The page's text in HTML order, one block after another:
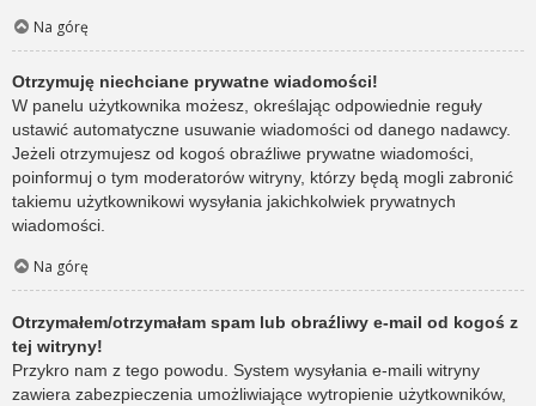
Na górę
Otrzymuję niechciane prywatne wiadomości!
W panelu użytkownika możesz, określając odpowiednie reguły
ustawić automatyczne usuwanie wiadomości od danego nadawcy.
Jeżeli otrzymujesz od kogoś obraźliwe prywatne wiadomości,
poinformuj o tym moderatorów witryny, którzy będą mogli zabronić
takiemu użytkownikowi wysyłania jakichkolwiek prywatnych
wiadomości.
Na górę
Otrzymałem/otrzymałam spam lub obraźliwy e-mail od kogoś z
tej witryny!
Przykro nam z tego powodu. System wysyłania e-maili witryny
zawiera zabezpieczenia umożliwiające wytropienie użytkowników,